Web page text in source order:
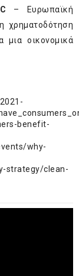
– Ευρωπαϊκή
χρηματοδότηση
μια οικονομικά
benefit-
why-
strategy/clean-